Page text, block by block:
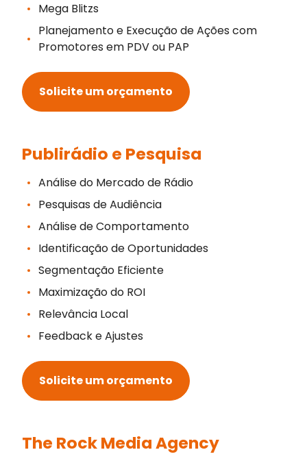
Mega Blitzs
Planejamento e Execução de Ações com
Promotores em PDV ou PAP
Solicite um orçamento
Publirádio e Pesquisa
Análise do Mercado de Rádio
Pesquisas de Audiência
Análise de Comportamento
Identificação de Oportunidades
Segmentação Eficiente
Maximização do ROI
Relevância Local
Feedback e Ajustes
Solicite um orçamento
The Rock Media Agency